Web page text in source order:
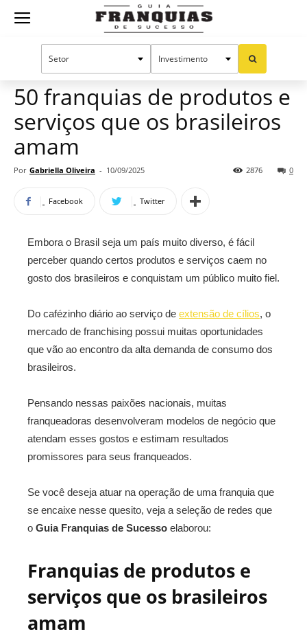
Guia
Oportunidades e tendências
50 franquias de produtos e
serviços que os brasileiros
amam
Por Gabriella Oliveira - 10/09/2025 0
2876
Facebook Twitter
Embora o Brasil seja um país muito diverso, é fácil
perceber quando certos produtos e serviços caem no
gosto dos brasileiros e conquistam um público muito fiel.
Do cafézinho diário ao serviço de extensão de cílios, o
mercado de franchising possui muitas oportunidades
que vão ao encontro da alta demanda de consumo dos
brasileiros.
Pensando nessas paixões nacionais, muitas
franqueadoras desenvolveram modelos de negócio que
atendam esses gostos e estimam resultados
promissores para seus franqueados.
Se você deseja atuar na operação de uma franquia que
se encaixe nesse quesito, veja a seleção de redes que
o Guia Franquias de Sucesso elaborou:
Franquias de produtos e
serviços que os brasileiros
amam